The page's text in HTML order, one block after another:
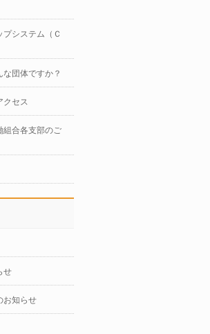
システム（Ｃ
団体ですか？
クセス
組合各支部のご
せ
お知らせ